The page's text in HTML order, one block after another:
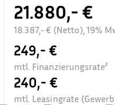
21.880,- €
18.387,- € (Netto), 19%
249,- €
mtl. Finanzierungsrate²
240,- €
mtl. Leasingrate